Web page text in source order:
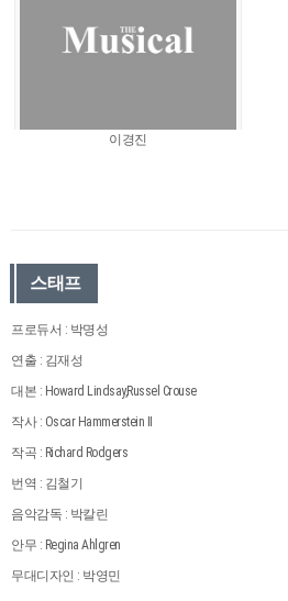
이경진
스태프
프로듀서 : 박명성
연출 : 김재성
대본 : Howard Lindsay,Russel Crouse
작사 : Oscar Hammerstein II
작곡 : Richard Rodgers
번역 : 김철기
음악감독 : 박칼린
안무 : Regina Ahlgren
무대디자인 : 박영민